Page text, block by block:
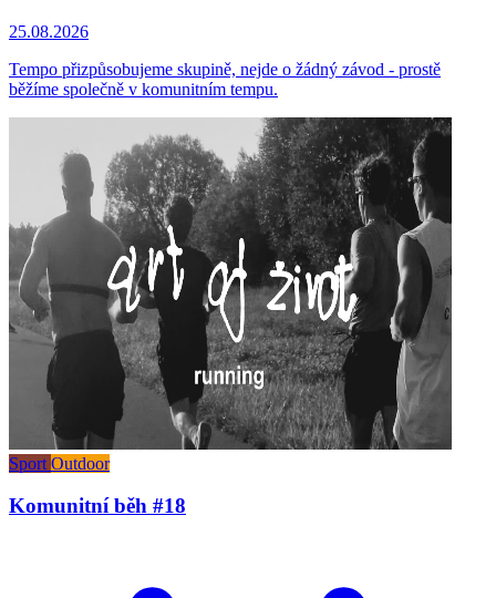
25.08.2026
Tempo přizpůsobujeme skupině, nejde o žádný závod - prostě
běžíme společně v komunitním tempu.
Sport Outdoor
Komunitní běh #18